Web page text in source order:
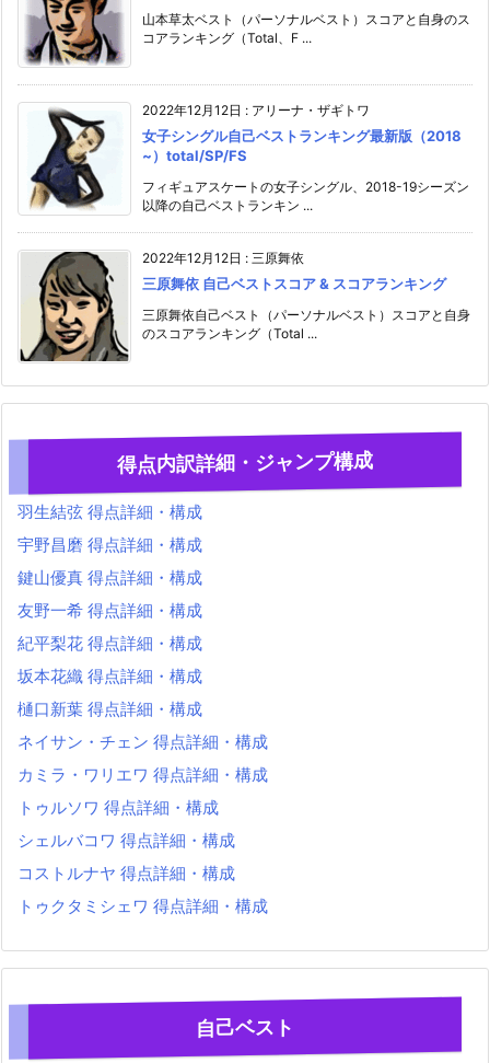
山本草太ベスト（パーソナルベスト）スコアと自身のス
コアランキング（Total、F ...
2022年12月12日 : アリーナ・ザギトワ
女子シングル自己ベストランキング最新版（2018
~）total/SP/FS
フィギュアスケートの女子シングル、2018-19シーズン
以降の自己ベストランキン ...
2022年12月12日 : 三原舞依
三原舞依 自己ベストスコア & スコアランキング
三原舞依自己ベスト（パーソナルベスト）スコアと自身
のスコアランキング（Total ...
得点内訳詳細・ジャンプ構成
羽生結弦 得点詳細・構成
宇野昌磨 得点詳細・構成
鍵山優真 得点詳細・構成
友野一希 得点詳細・構成
紀平梨花 得点詳細・構成
坂本花織 得点詳細・構成
樋口新葉 得点詳細・構成
ネイサン・チェン 得点詳細・構成
カミラ・ワリエワ 得点詳細・構成
トゥルソワ 得点詳細・構成
シェルバコワ 得点詳細・構成
コストルナヤ 得点詳細・構成
トゥクタミシェワ 得点詳細・構成
自己ベスト